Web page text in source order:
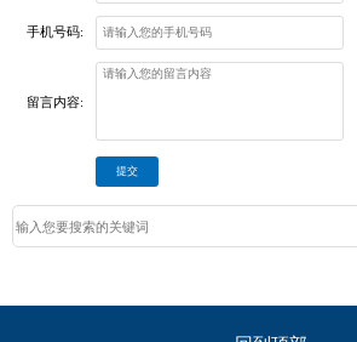
手机号码:
留言内容: